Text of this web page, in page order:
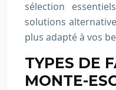
sélection
solutions
plus adapté à vos
TYPES DE
MONTE-